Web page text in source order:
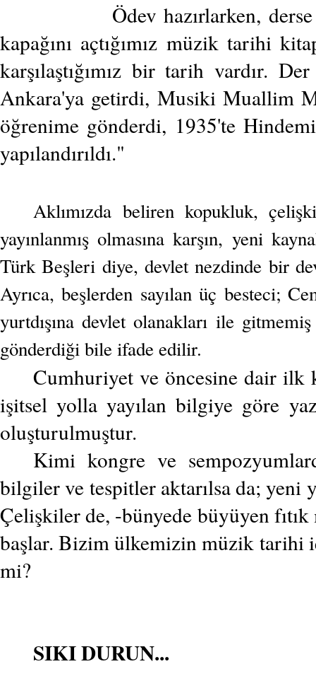
Ödev hazırlarken,
kapağını açtığımız müzik tarihi
karşılaştığımız bir tarih vardır.
Ankara'ya getirdi, Musiki Muallim
öğrenime gönderdi, 1935'te
yapılandırıldı."
Aklımızda beliren kopukluk,
yayınlanmış olmasına karşın, yeni
Türk Beşleri diye, devlet nezdinde bir
Ayrıca, beşlerden sayılan üç besteci;
yurtdışına devlet olanakları ile
gönderdiği bile ifade edilir.
Cumhuriyet ve öncesine dair ilk
işitsel yolla yayılan bilgiye göre
oluşturulmuştur.
Kimi kongre ve
bilgiler ve tespitler aktarılsa da; yeni
Çelişkiler de, -bünyede büyüyen
başlar. Bizim ülkemizin müzik tarihi
mi?
SIKI DURUN...